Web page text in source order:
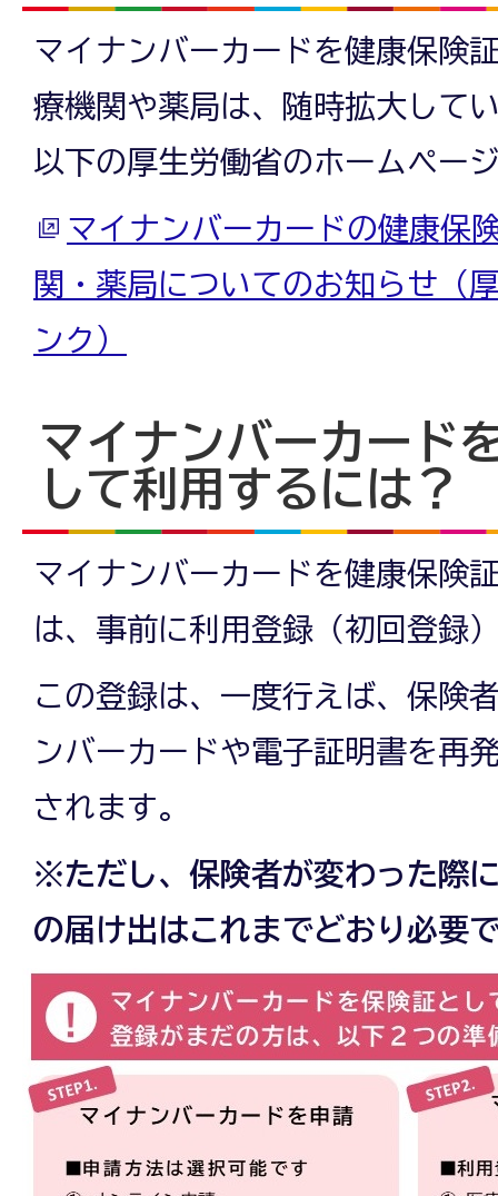
マイナンバーカードを健康保険
療機関や薬局は、随時拡大して
以下の厚生労働省のホームペー
マイナンバーカードの健康保
関・薬局についてのお知らせ（
ンク）
マイナンバーカード
して利用するには？
マイナンバーカードを健康保険
は、事前に利用登録（初回登録
この登録は、一度行えば、保険
ンバーカードや電子証明書を再
されます。
※ただし、保険者が変わった際
の届け出はこれまでどおり必要